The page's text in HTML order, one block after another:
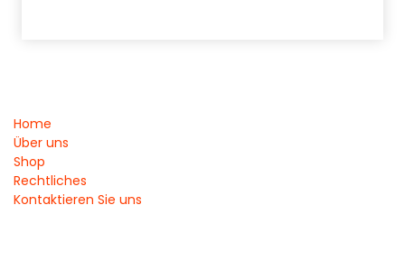
Home
Über uns
Shop
Rechtliches
Kontaktieren Sie uns